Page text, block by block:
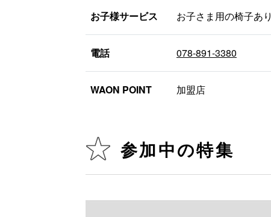
お子様サービス お子さま用の椅子あり
電話 078-891-3380
WAON POINT 加盟店
参加中の特集